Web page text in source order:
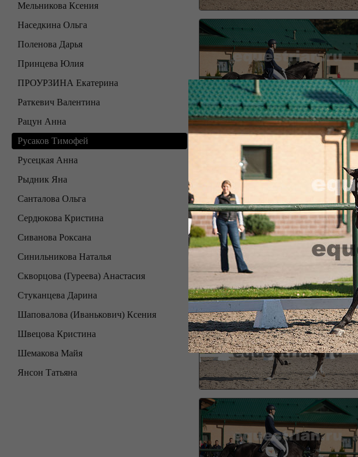
Мельникова Ксения
Наседкина Ольга
Поленова Дарья
Принцева Юлия
ПРОУРЗИНА Екатерина
Раткевич Валентина
Рацун Анна
Русаков Тимофей
Русецкая Анна
Рыдник Яна
Санталова Ольга
Сердюкова Кристина
Сиванова Роксана
Синильникова Наталья
Скворцова (Гуреева) Анастасия
Стуканцева Дарина
Шаповалова (Иванькович) Ксения
Швецова Кристина
Шемакова Майя
Янсон Татьяна